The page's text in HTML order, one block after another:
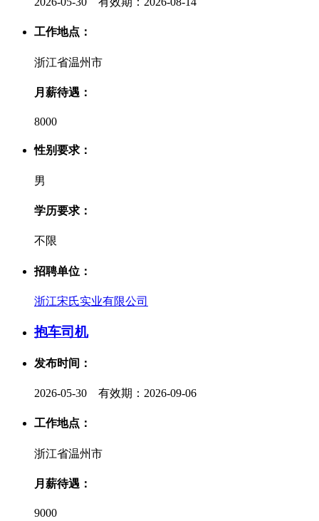
工作地点：
浙江省温州市
月薪待遇：
8000
性别要求：
男
学历要求：
不限
招聘单位：
浙江宋氏实业有限公司
抱车司机
发布时间：
2026-05-30 有效期：2026-09-06
工作地点：
浙江省温州市
月薪待遇：
9000